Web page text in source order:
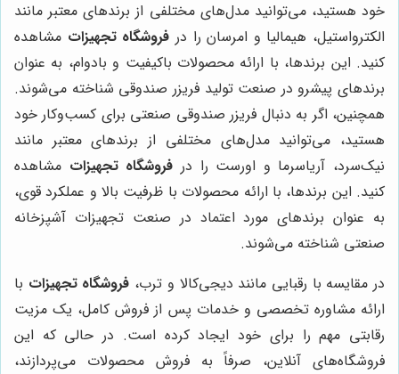
خود هستید، می‌توانید مدل‌های مختلفی از برندهای معتبر مانند
الکترواستیل، هیمالیا و امرسان را در فروشگاه تجهیزات مشاهده
کنید. این برندها، با ارائه محصولات باکیفیت و بادوام، به عنوان
برندهای پیشرو در صنعت تولید فریزر صندوقی شناخته می‌شوند.
همچنین، اگر به دنبال فریزر صندوقی صنعتی برای کسب‌وکار خود
هستید، می‌توانید مدل‌های مختلفی از برندهای معتبر مانند
نیک‌سرد، آریاسرما و اورست را در فروشگاه تجهیزات مشاهده
کنید. این برندها، با ارائه محصولات با ظرفیت بالا و عملکرد قوی،
به عنوان برندهای مورد اعتماد در صنعت تجهیزات آشپزخانه
صنعتی شناخته می‌شوند.
در مقایسه با رقبایی مانند دیجی‌کالا و ترب، فروشگاه تجهیزات با
ارائه مشاوره تخصصی و خدمات پس از فروش کامل، یک مزیت
رقابتی مهم را برای خود ایجاد کرده است. در حالی که این
فروشگاه‌های آنلاین، صرفاً به فروش محصولات می‌پردازند،